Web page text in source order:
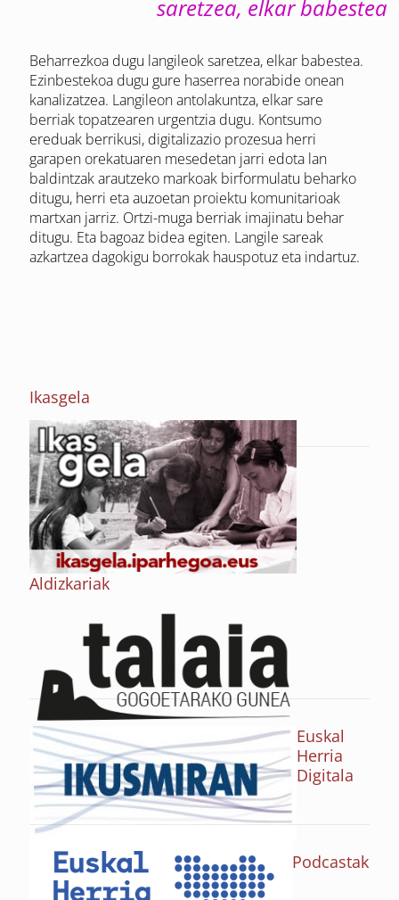
saretzea, elkar babestea
Beharrezkoa dugu langileok saretzea, elkar babestea.
Ezinbestekoa dugu gure haserrea norabide onean
kanalizatzea. Langileon antolakuntza, elkar sare
berriak topatzearen urgentzia dugu. Kontsumo
ereduak berrikusi, digitalizazio prozesua herri
garapen orekatuaren mesedetan jarri edota lan
baldintzak arautzeko markoak birformulatu beharko
ditugu, herri eta auzoetan proiektu komunitarioak
martxan jarriz. Ortzi-muga berriak imajinatu behar
ditugu. Eta bagoaz bidea egiten. Langile sareak
azkartzea dagokigu borrokak hauspotuz eta indartuz.
Ikasgela
Aldizkariak
Euskal
Herria
Digitala
Podcastak